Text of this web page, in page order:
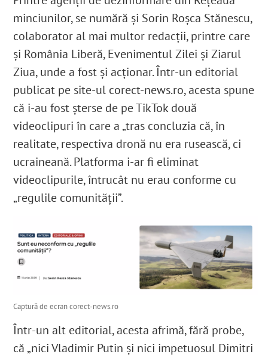
minciunilor, se numără și Sorin Roșca Stănescu,
colaborator al mai multor redacții, printre care
şi România Liberă, Evenimentul Zilei și Ziarul
Ziua, unde a fost și acționar.Într-un editorial
publicat pe site-ul corect-news.ro, acesta spune
că i-au fost șterse de pe TikTok două
videoclipuri în care a „tras concluzia că, în
realitate, respectiva dronă nu era rusească, ci
ucraineană. Platforma i-ar fi eliminat
videoclipurile, întrucât nu erau conforme cu
„regulile comunității”.
Captură de ecran corect-news.ro
Într-un alt editorial, acesta afrimă, fără probe,
că „nici Vladimir Putin și nici impetuosul Dimitri